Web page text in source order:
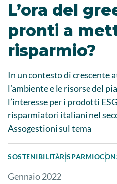
L’ora del
pronti a
risparmio?
In un contesto di crescente
l’ambiente e le risorse del
l’interesse per i prodotti
risparmiatori italiani nel
Assogestioni sul tema
SOSTENIBILITÀRISPARMIO
Gennaio 2022